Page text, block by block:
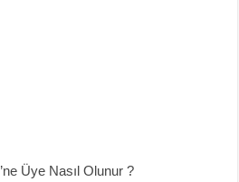
Üye Nasıl Olunur ?